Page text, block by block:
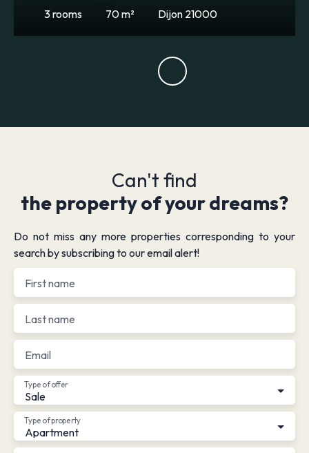
3rooms 70m² Dijon 21000
Can't find
the property of your dreams?
Do not miss any more properties corresponding to your
search by subscribing to our email alert!
First name
Last name
Email
Sale
Type of offer
Apartment
Type of property